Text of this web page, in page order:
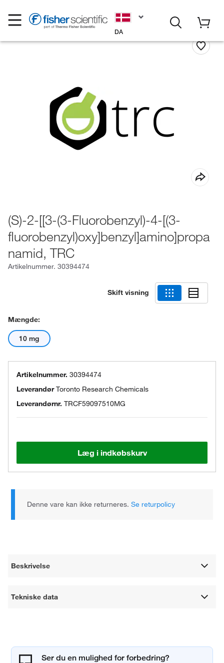
DA
(S)-2-[[3-(3-Fluorobenzyl)-4-[(3-
fluorobenzyl)oxy]benzyl]amino]propa
namid, TRC
Artikelnummer. 30394474
Skift visning
Mængde:
10 mg
Artikelnummer. 30394474
LeverandørToronto Research Chemicals
Leverandørnr. TRCF59097510MG
Læg i indkøbskurv
Denne vare kan ikke returneres.Se returpolicy
Beskrivelse
Tekniske data
Ser du en mulighed for forbedring?